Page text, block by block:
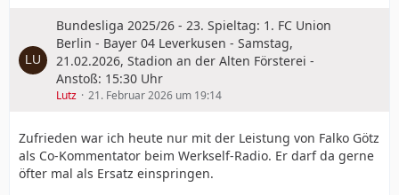
Bundesliga 2025/26 - 23. Spieltag: 1. FC Union
Berlin - Bayer 04 Leverkusen - Samstag,
21.02.2026, Stadion an der Alten Försterei -
Anstoß: 15:30 Uhr
Lutz 21. Februar 2026 um 19:14
Zufrieden war ich heute nur mit der Leistung von Falko Götz
als Co-Kommentator beim Werkself-Radio. Er darf da gerne
öfter mal als Ersatz einspringen.